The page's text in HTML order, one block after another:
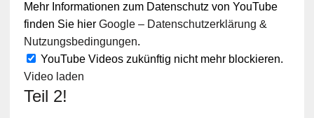
Mehr Informationen zum Datenschutz von YouTube
finden Sie hier Google – Datenschutzerklärung &
Nutzungsbedingungen.
YouTube Videos zukünftig nicht mehr blockieren.
Video laden
Teil 2!